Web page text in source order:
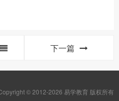
下一篇
© 2012-2026 易学教育 版权所有